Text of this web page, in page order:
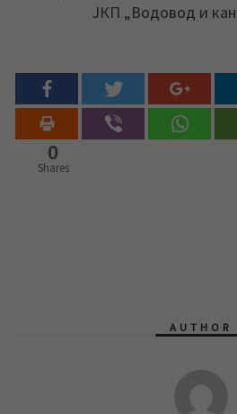
ЈКП „Водовод и
0
Shares
AUTHOR